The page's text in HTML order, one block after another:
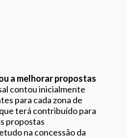
a melhorar propostas
contou inicialmente
para cada zona de
terá contribuído para
propostas
na concessão da